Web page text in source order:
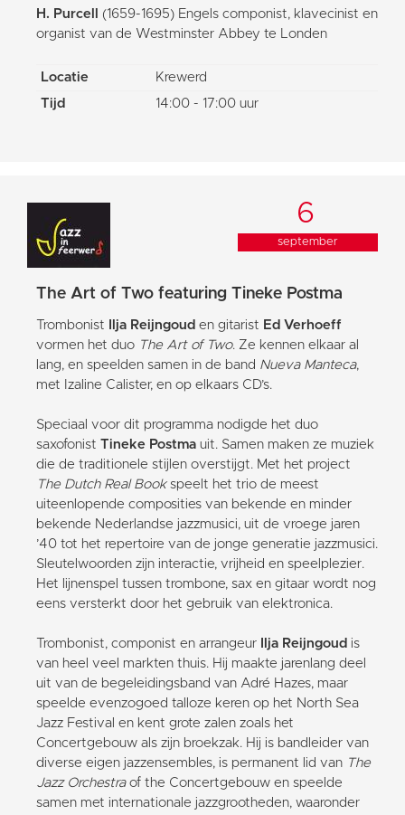
H. Purcell
(1659-1695) Engels componist, klavecinist en
organist van de Westminster Abbey te Londen
Locatie
Krewerd
Tijd
14:00 - 17:00 uur
6
september
The Art of Two featuring Tineke Postma
Trombonist Ilja Reijngoud en gitarist Ed Verhoeff
vormen het duo The Art of Two. Ze kennen elkaar al
lang, en speelden samen in de band Nueva Manteca,
met Izaline Calister, en op elkaars CD’s.
Speciaal voor dit programma nodigde het duo
saxofonist Tineke Postma uit. Samen maken ze muziek
die de traditionele stijlen overstijgt. Met het project
The Dutch Real Bookspeelt het trio de meest
uiteenlopende composities van bekende en minder
bekende Nederlandse jazzmusici, uit de vroege jaren
’40 tot het repertoire van de jonge generatie jazzmusici.
Sleutelwoorden zijn interactie, vrijheid en speelplezier.
Het lijnenspel tussen trombone, sax en gitaar wordt nog
eens versterkt door het gebruik van elektronica.
Trombonist, componist en arrangeur Ilja Reijngoud is
van heel veel markten thuis. Hij maakte jarenlang deel
uit van de begeleidingsband van Adré Hazes, maar
speelde evenzogoed talloze keren op het North Sea
Jazz Festival en kent grote zalen zoals het
Concertgebouw als zijn broekzak. Hij is bandleider van
diverse eigen jazzensembles, is permanent lid van The
Jazz Orchestraof the Concertgebouw en speelde
samen met internationale jazzgrootheden, waaronder